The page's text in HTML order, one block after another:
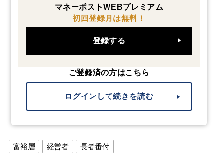
マネーポストWEBプレミアム
初回登録月は無料！
登録する
ご登録済の方はこちら
ログインして続きを読む
富裕層 経営者 長者番付